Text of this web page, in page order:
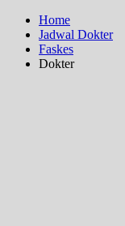
Home
Jadwal Dokter
Faskes
Dokter